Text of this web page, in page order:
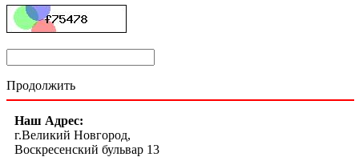
Продолжить
Наш Адрес:
г.Великий Новгород,
Воскресенский бульвар 13